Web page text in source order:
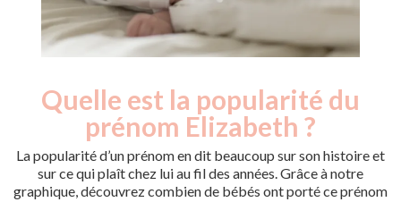
Quelle est la popularité du
prénom Elizabeth ?
La popularité d’un prénom en dit beaucoup sur son histoire et
sur ce qui plaît chez lui au fil des années. Grâce à notre
graphique, découvrez combien de bébés ont porté ce prénom
Année
Nouveaux-
nés
2010
21
2011
15
2012
20